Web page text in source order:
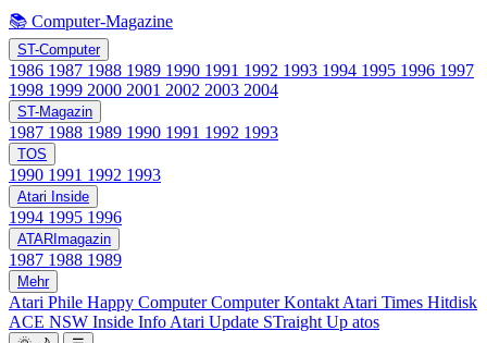
📚 Computer-Magazine
ST-Computer
1986 1987 1988 1989 1990 1991 1992 1993 1994 1995 1996 1997
1998 1999 2000 2001 2002 2003 2004
ST-Magazin
1987 1988 1989 1990 1991 1992 1993
TOS
1990 1991 1992 1993
Atari Inside
1994 1995 1996
ATARImagazin
1987 1988 1989
Mehr
Atari Phile Happy ComputerComputer Kontakt Atari Times Hitdisk
ACE NSW Inside Info Atari Update STraight Up atos